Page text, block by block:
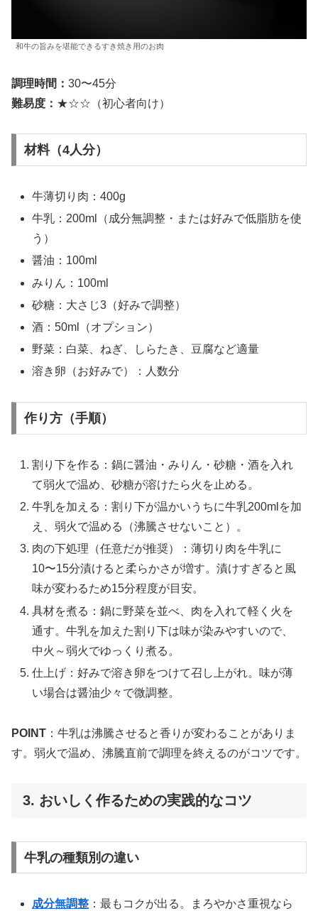
和牛の旨みを堪能できるすき焼き用のお肉
調理時間： 30〜45分
難易度： ★☆☆（初心者向け）
材料（4人分）
牛薄切り肉：400g
牛乳：200ml（成分無調整・または好みで低脂肪を使
う）
醤油：100ml
みりん：100ml
砂糖：大さじ3（好みで調整）
酒：50ml（オプション）
野菜：白菜、ねぎ、しらたき、豆腐など適量
溶き卵（お好みで）：人数分
作り方（手順）
割り下を作る：鍋に醤油・みりん・砂糖・酒を入れ
て弱火で温め、砂糖が溶けたら火を止める。
牛乳を加える：割り下が温かいうちに牛乳200mlを加
え、弱火で温める（沸騰させないこと）。
肉の下処理（任意だが推奨）：薄切り肉を牛乳に
10〜15分漬けると柔らかさが増す。漬けすぎると風
味が変わるため15分程度が目安。
具材を煮る：鍋に野菜を並べ、肉を入れて軽く火を
通す。牛乳を加えた割り下は味が染みやすいので、
中火～弱火でゆっくり煮る。
仕上げ：好みで溶き卵をつけて召し上がれ。味が薄
い場合は醤油少々で微調整。
POINT ：牛乳は沸騰させると香りが変わることがありま
す。弱火で温め、沸騰直前で調理を終えるのがコツです。
3. おいしく作るための実践的なコツ
牛乳の種類別の違い
成分無調整 ：最もコクが出る。まろやかさ重視なら